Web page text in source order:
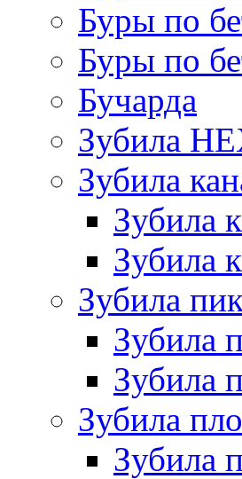
Буры по
Буры по
Бучарда
Зубила
Зубила
Зубила
Зубила
Зубила
Зубила
Зубила
Зубила
Зубила